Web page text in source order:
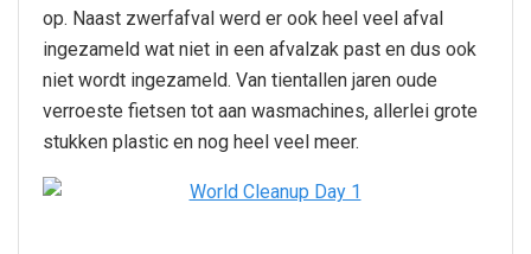
op. Naast zwerfafval werd er ook heel veel afval
ingezameld wat niet in een afvalzak past en dus ook
niet wordt ingezameld. Van tientallen jaren oude
verroeste fietsen tot aan wasmachines, allerlei grote
stukken plastic en nog heel veel meer.